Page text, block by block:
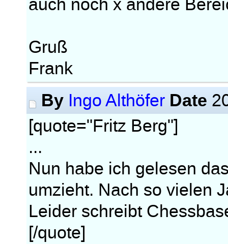
auch noch x andere
Gruß
Frank
By Ingo Althöfer Date
[quote="Fritz Berg"]
...
Nun habe ich gelesen
umzieht. Nach so vielen
Leider schreibt
[/quote]